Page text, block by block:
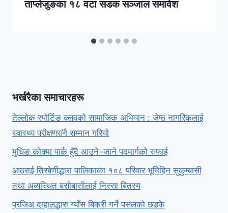
ताप्लेजुङका १८ वटा सडक सञ्जाल समावेश
भर्खरैका समाचारहरू
तेल्लोक स्पोर्टिङ क्लवको सामाजिक अभियान : जेष्ठ नागरिकलाई
स्वास्थ्य परीक्षणसंगै सम्मान गरियो
मुधिङ कोक्मा पार्क हुँदै आउने–जाने पदमार्गको सफाई
आठराई त्रिबेणीद्धारा पालिकाका १०८ परिवार भूमिहिन सुकुम्बासी
तथा अव्यस्थित बसोबासीलाई निस्सा बितरण
प्रजिअ दाहालद्धारा ग्याँस बिक्री गर्ने पसलको छड्के